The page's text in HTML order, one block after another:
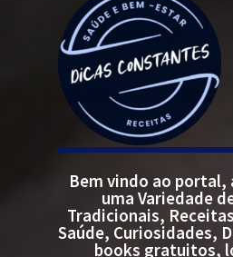
Bem vindo ao portal,
uma Variedade
Tradicionais,
Saúde, Curiosidades,
books gratuitos,